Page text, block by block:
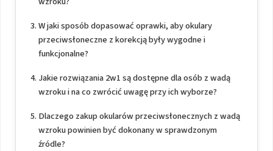
W jaki sposób dopasować oprawki, aby okulary
przeciwsłoneczne z korekcją były wygodne i
funkcjonalne?
Jakie rozwiązania 2w1 są dostępne dla osób z wadą
wzroku i na co zwrócić uwagę przy ich wyborze?
Dlaczego zakup okularów przeciwsłonecznych z wadą
wzroku powinien być dokonany w sprawdzonym
źródle?